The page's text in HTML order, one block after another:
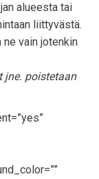
alueesta tai
liittyvästä.
vain jotenkin
jne. poistetaan